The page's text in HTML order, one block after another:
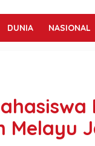
DUNIA NASIONAL
Melayu